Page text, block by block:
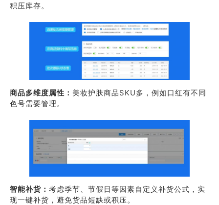
积压库存。
商品多维度属性： 美妆护肤商品SKU多，例如口红有不同
色号需要管理。
智能补货： 考虑季节、节假日等因素自定义补货公式，实
现一键补货，避免货品短缺或积压。